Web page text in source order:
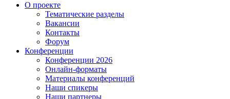
О проекте
Тематические разделы
Вакансии
Контакты
Форум
Конференции
Конференции 2026
Онлайн-форматы
Материалы конференций
Наши спикеры
Наши партнеры